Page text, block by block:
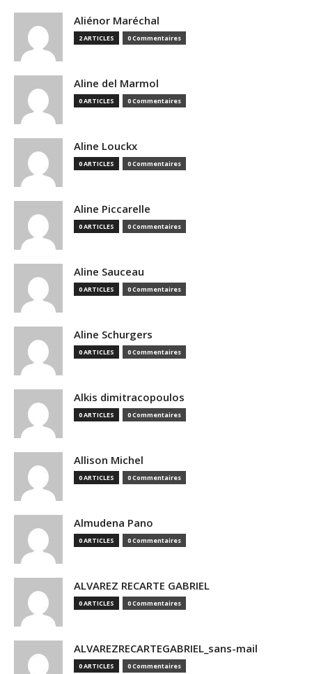
Aliénor Maréchal
2 ARTICLES 0 Commentaires
Aline del Marmol
0 ARTICLES 0 Commentaires
Aline Louckx
0 ARTICLES 0 Commentaires
Aline Piccarelle
0 ARTICLES 0 Commentaires
Aline Sauceau
0 ARTICLES 0 Commentaires
Aline Schurgers
0 ARTICLES 0 Commentaires
Alkis dimitracopoulos
0 ARTICLES 0 Commentaires
Allison Michel
0 ARTICLES 0 Commentaires
Almudena Pano
0 ARTICLES 0 Commentaires
ALVAREZ RECARTE GABRIEL
0 ARTICLES 0 Commentaires
ALVAREZRECARTEGABRIEL_sans-mail
0 ARTICLES 0 Commentaires